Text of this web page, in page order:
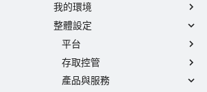
我的環境
整體設定
平台
存取控管
產品與服務